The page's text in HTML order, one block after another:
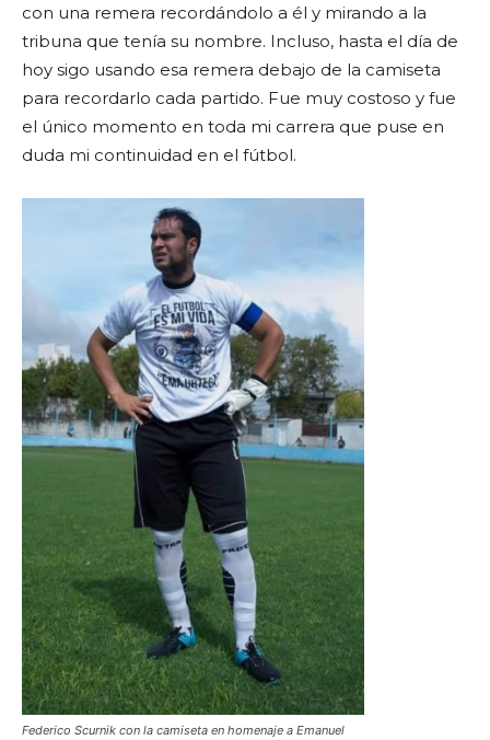
con una remera recordándolo a él y mirando a la
tribuna que tenía su nombre. Incluso, hasta el día de
hoy sigo usando esa remera debajo de la camiseta
para recordarlo cada partido. Fue muy costoso y fue
el único momento en toda mi carrera que puse en
duda mi continuidad en el fútbol.
Federico Scurnik con la camiseta en homenaje a Emanuel